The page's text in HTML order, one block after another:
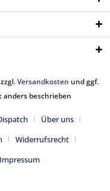
Versandkosten und ggf.
beschrieben
Über uns
Widerrufsrecht
Impressum